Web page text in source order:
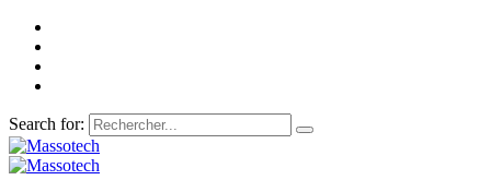
Search for: